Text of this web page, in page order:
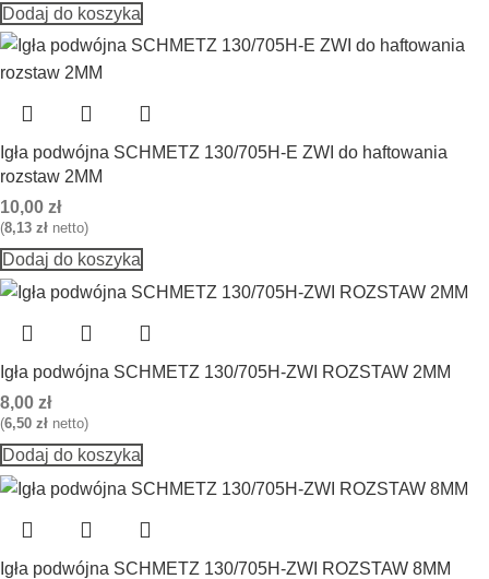
Dodaj do koszyka
Igła podwójna SCHMETZ 130/705H-E ZWI do haftowania
rozstaw 2MM
10,00 zł
(8,13 zł netto)
Dodaj do koszyka
Igła podwójna SCHMETZ 130/705H-ZWI ROZSTAW 2MM
8,00 zł
(6,50 zł netto)
Dodaj do koszyka
Igła podwójna SCHMETZ 130/705H-ZWI ROZSTAW 8MM